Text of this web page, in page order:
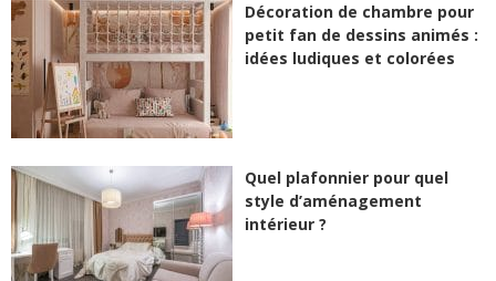
Décoration de chambre pour
petit fan de dessins animés :
idées ludiques et colorées
Quel plafonnier pour quel
style d’aménagement
intérieur ?